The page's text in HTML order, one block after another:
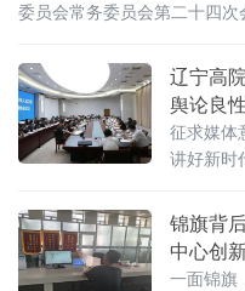
委员会常务委员会第二十四次
话，市政协主席周文主持。
力，助力民营经济提质增效”
案》。这场协商议政，标志着
专题调研、跨省考察、联合行
辽宁高
舆论良
征求媒体
讲好新时
行正确政
长海，
法委政
锦旗背
中心创
一面锦旗